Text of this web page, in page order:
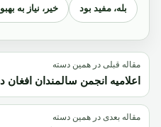
بله، مفید بود خیر، نیاز به
مقاله قبلی در همین دسته
اعلامیه انجمن سالمندان افغان
مقاله بعدی در همین دسته